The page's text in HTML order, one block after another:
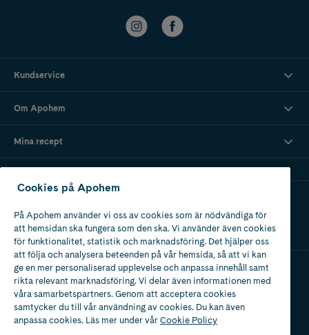
Kundservice
Om Apohem
Mina recept
Apotek med tillstånd
av Läkemedelsverket
Cookies på Apohem
På Apohem använder vi oss av cookies som är nödvändiga för
att hemsidan ska fungera som den ska. Vi använder även cookies
för funktionalitet, statistik och marknadsföring. Det hjälper oss
att följa och analysera beteenden på vår hemsida, så att vi kan
ge en mer personaliserad upplevelse och anpassa innehåll samt
rikta relevant marknadsföring. Vi delar även informationen med
våra samarbetspartners. Genom att acceptera cookies
samtycker du till vår användning av cookies. Du kan även
anpassa cookies. Läs mer under vårCookie Policy